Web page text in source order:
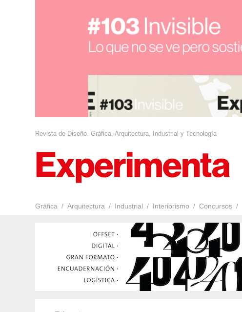
Revista de Diseño. Gráfica, Arquitectura, Industrial y Tecnología
Gráfica Arquitectura Industrial Interiorismo Concursos